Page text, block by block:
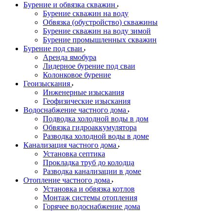
Бурение и обвязка скважин
Бурение скважин на воду
Обвязка (обустройство) скважины
Бурение скважин на воду зимой
Бурение промышленных скважин
Бурение под сваи
Аренда ямобура
Лидерное бурение под сваи
Колонковое бурение
Геоизыскания
Инженерные изыскания
Геофизические изыскания
Водоснабжение частного дома
Подводка холодной воды в дом
Обвязка гидроаккумулятора
Разводка холодной воды в доме
Канализация частного дома
Установка септика
Прокладка труб до колодца
Разводка канализации в доме
Отопление частного дома
Установка и обвязка котлов
Монтаж системы отопления
Горячее водоснабжение дома